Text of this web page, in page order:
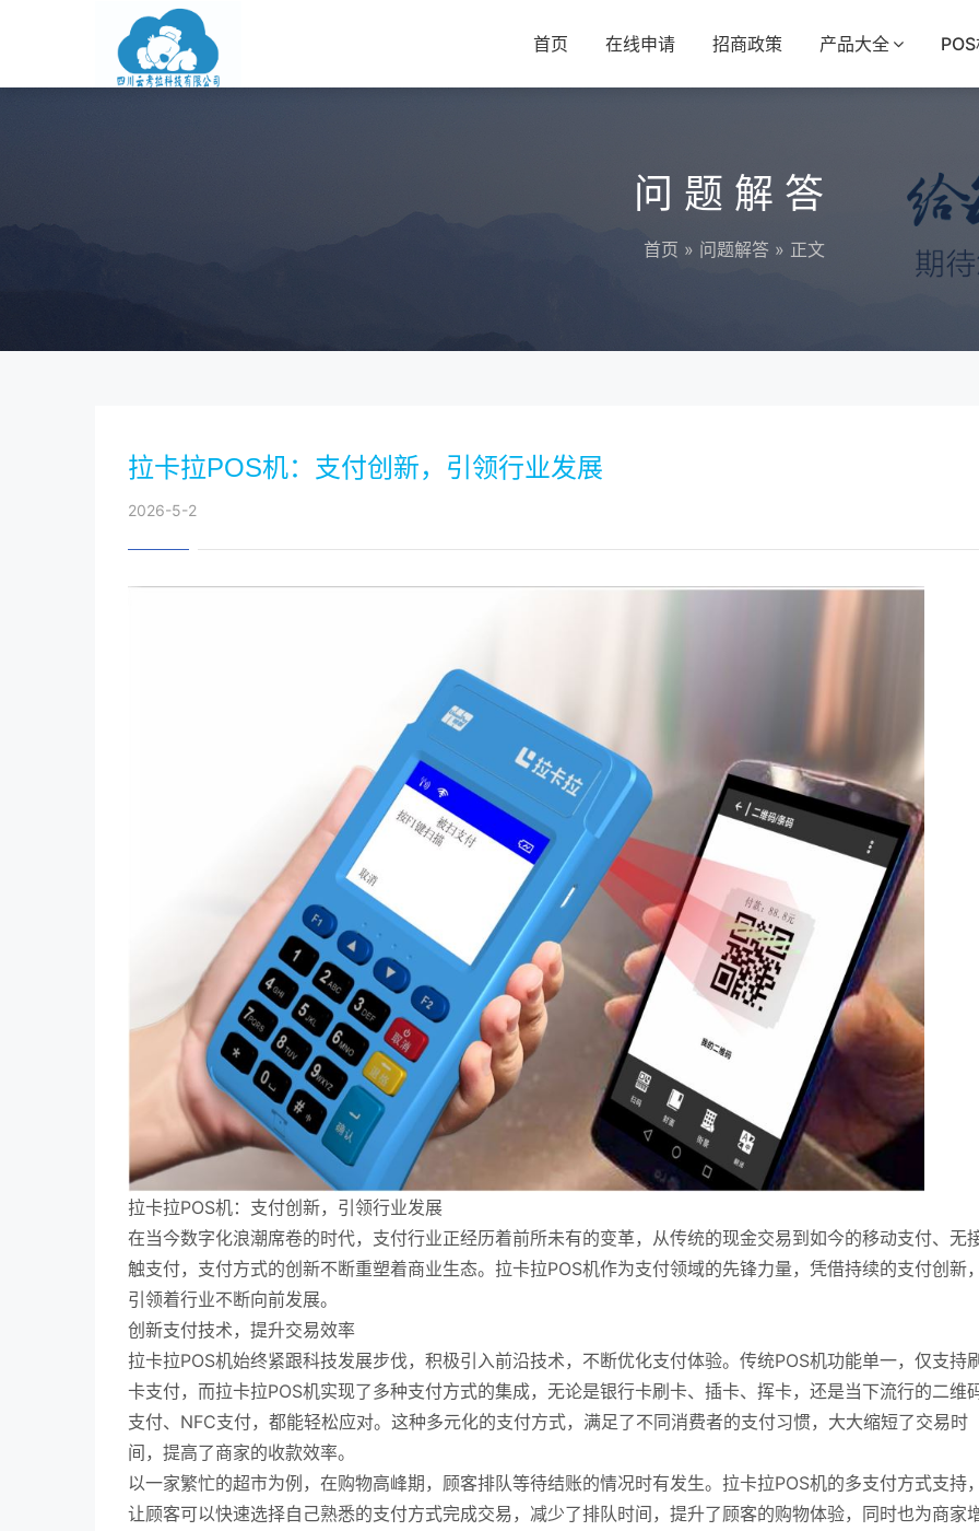
首页 在线申请 招商政策 产品大全
问题解答
首页 » 问题解答 » 正文
拉卡拉POS机：支付创新，引领行业发展
2026-5-2
拉卡拉POS机：支付创新，引领行业发展
在当今数字化浪潮席卷的时代，支付行业正经历着前所未有的变革，从传统的现金交易到如今的移动支付、无
触支付，支付方式的创新不断重塑着商业生态。拉卡拉POS机作为支付领域的先锋力量，凭借持续的支付创新，
引领着行业不断向前发展。
创新支付技术，提升交易效率
拉卡拉POS机始终紧跟科技发展步伐，积极引入前沿技术，不断优化支付体验。传统POS机功能单一，仅支持刷
卡支付，而拉卡拉POS机实现了多种支付方式的集成，无论是银行卡刷卡、插卡、挥卡，还是当下流行的二维
支付、NFC支付，都能轻松应对。这种多元化的支付方式，满足了不同消费者的支付习惯，大大缩短了交易时
间，提高了商家的收款效率。
以一家繁忙的超市为例，在购物高峰期，顾客排队等待结账的情况时有发生。拉卡拉POS机的多支付方式支持，
让顾客可以快速选择自己熟悉的支付方式完成交易，减少了排队时间，提升了顾客的购物体验，同时也为商家